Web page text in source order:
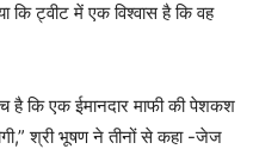
कि ट्वीट में एक विश्वास है कि वह
है कि एक ईमानदार माफी की पेशकश
श्री भूषण ने तीनों से कहा -जेज